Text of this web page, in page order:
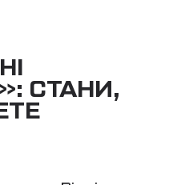
СТАНИ,